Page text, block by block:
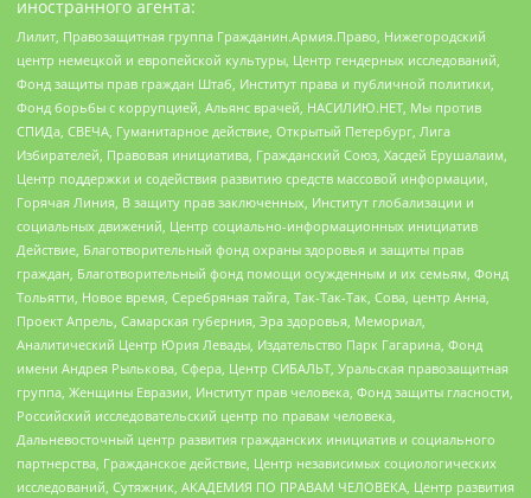
иностранного агента:
Лилит, Правозащитная группа Гражданин.Армия.Право, Нижегородский
центр немецкой и европейской культуры, Центр гендерных исследований,
Фонд защиты прав граждан Штаб, Институт права и публичной политики,
Фонд борьбы с коррупцией, Альянс врачей, НАСИЛИЮ.НЕТ, Мы против
СПИДа, СВЕЧА, Гуманитарное действие, Открытый Петербург, Лига
Избирателей, Правовая инициатива, Гражданский Союз, Хасдей Ерушалаим,
Центр поддержки и содействия развитию средств массовой информации,
Горячая Линия, В защиту прав заключенных, Институт глобализации и
социальных движений, Центр социально-информационных инициатив
Действие, Благотворительный фонд охраны здоровья и защиты прав
граждан, Благотворительный фонд помощи осужденным и их семьям, Фонд
Тольятти, Новое время, Серебряная тайга, Так-Так-Так, Сова, центр Анна,
Проект Апрель, Самарская губерния, Эра здоровья, Мемориал,
Аналитический Центр Юрия Левады, Издательство Парк Гагарина, Фонд
имени Андрея Рылькова, Сфера, Центр СИБАЛЬТ, Уральская правозащитная
группа, Женщины Евразии, Институт прав человека, Фонд защиты гласности,
Российский исследовательский центр по правам человека,
Дальневосточный центр развития гражданских инициатив и социального
партнерства, Гражданское действие, Центр независимых социологических
исследований, Сутяжник, АКАДЕМИЯ ПО ПРАВАМ ЧЕЛОВЕКА, Центр развития